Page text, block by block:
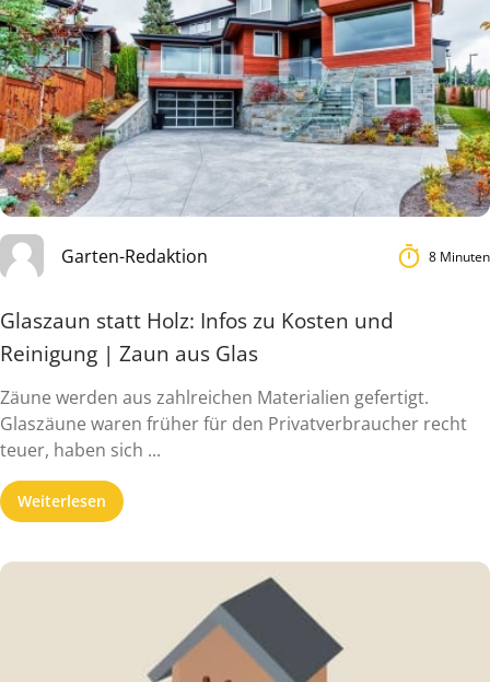
Garten-Redaktion 8 Minuten
Glaszaun statt Holz: Infos zu Kosten und
Reinigung | Zaun aus Glas
Zäune werden aus zahlreichen Materialien gefertigt.
Glaszäune waren früher für den Privatverbraucher recht
teuer, haben sich ...
Weiterlesen